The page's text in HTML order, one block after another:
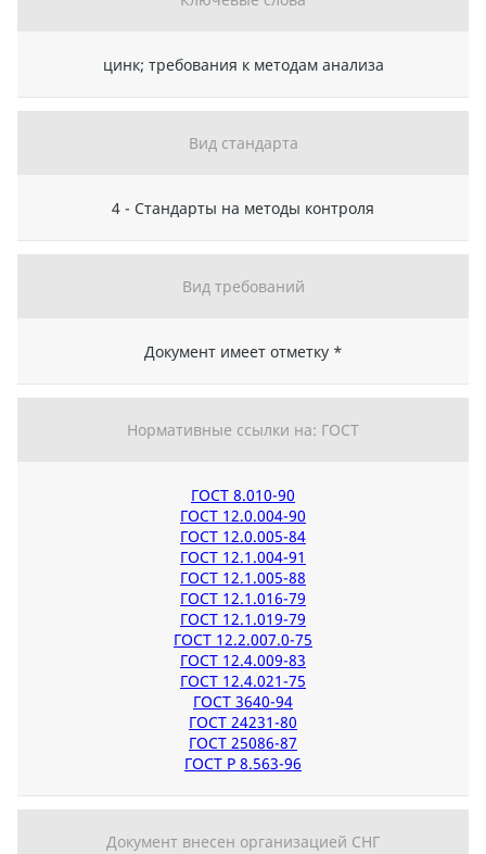
цинк; требования к методам анализа
Вид стандарта
4 - Стандарты на методы контроля
Вид требований
Документ имеет отметку *
Нормативные ссылки на: ГОСТ
ГОСТ 8.010-90
ГОСТ 12.0.004-90
ГОСТ 12.0.005-84
ГОСТ 12.1.004-91
ГОСТ 12.1.005-88
ГОСТ 12.1.016-79
ГОСТ 12.1.019-79
ГОСТ 12.2.007.0-75
ГОСТ 12.4.009-83
ГОСТ 12.4.021-75
ГОСТ 3640-94
ГОСТ 24231-80
ГОСТ 25086-87
ГОСТ Р 8.563-96
Документ внесен организацией СНГ